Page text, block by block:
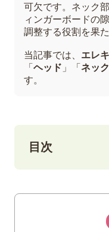
可欠です。ネック
ィンガーボードの
調整する役割を果
当記事では、 エレ
「 ヘッド 」「 ネック
す。
目次
【ヘッド】
【ヘッド